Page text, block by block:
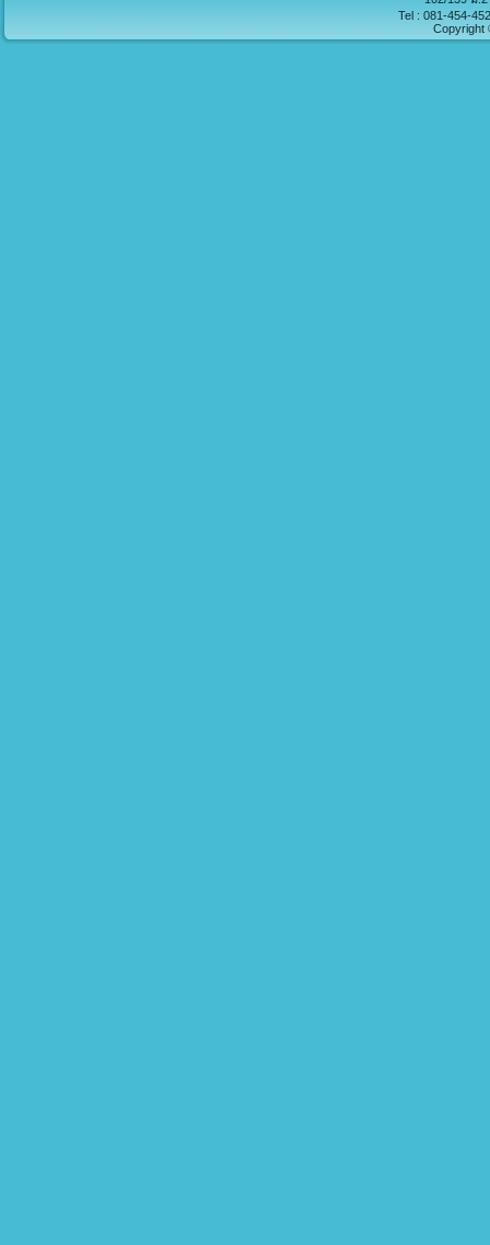
Tel : 081-454-
Copyright